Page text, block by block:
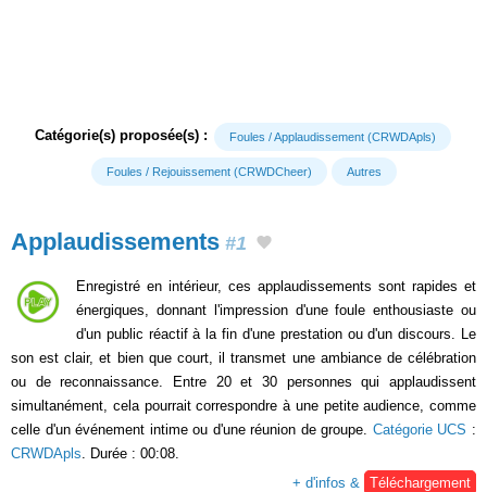
Catégorie(s) proposée(s) : Foules / Applaudissement (CRWDApls)
Foules / Rejouissement (CRWDCheer) Autres
Applaudissements #1
Enregistré en intérieur, ces applaudissements sont rapides et
énergiques, donnant l'impression d'une foule enthousiaste ou
d'un public réactif à la fin d'une prestation ou d'un discours. Le
son est clair, et bien que court, il transmet une ambiance de célébration
ou de reconnaissance. Entre 20 et 30 personnes qui applaudissent
simultanément, cela pourrait correspondre à une petite audience, comme
celle d'un événement intime ou d'une réunion de groupe. Catégorie UCS :
CRWDApls . Durée : 00:08.
+ d'infos &
Téléchargement